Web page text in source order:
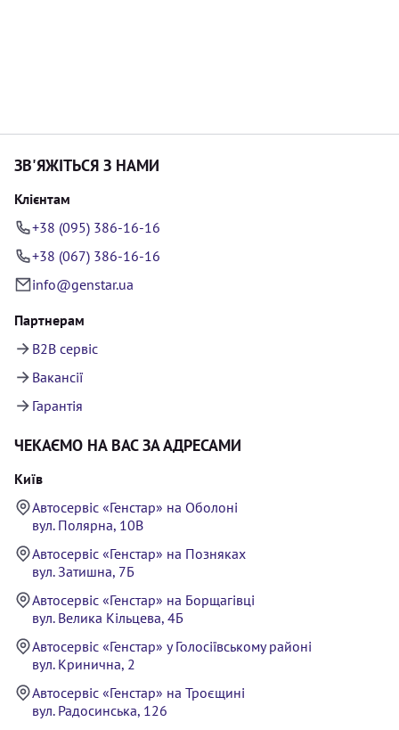
ЗВ'ЯЖІТЬСЯ З НАМИ
Клієнтам
+38 (095) 386-16-16
+38 (067) 386-16-16
info@genstar.ua
Партнерам
B2B сервіс
Вакансії
Гарантія
ЧЕКАЄМО НА ВАС ЗА АДРЕСАМИ
Київ
Автосервіс «Генстар» на Оболоні
вул. Полярна, 10В
Автосервіс «Генстар» на Позняках
вул. Затишна, 7Б
Автосервіс «Генстар» на Борщагівці
вул. Велика Кільцева, 4Б
Автосервіс «Генстар» у Голосіївському районі
вул. Кринична, 2
Автосервіс «Генстар» на Троєщині
вул. Радосинська, 126